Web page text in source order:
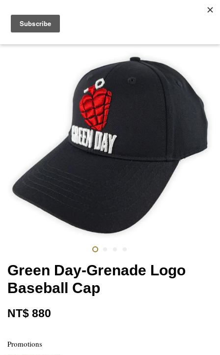
Green Day-Grenade Logo
Baseball Cap
NT$ 880
Promotions